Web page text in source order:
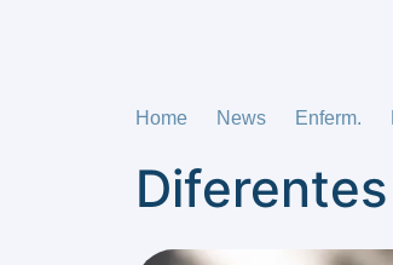
Home News Enferm.